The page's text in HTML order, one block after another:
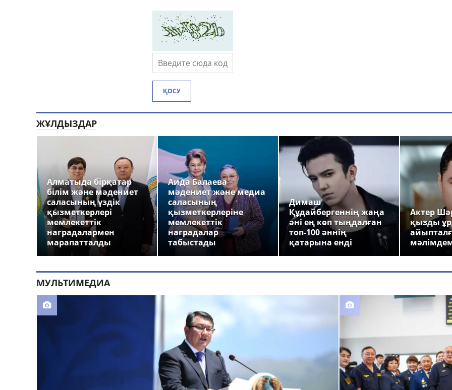
ҚОСУ
ЖҰЛДЫЗДАР
Алматыда бірқатар
білім және мәдениет
саласының үздік
қызметкерлері
мемлекеттік
наградалармен
марапатталды
Аида Балаева
мәдениет және медиа
саласының
қызметкерлеріне
мемлекеттік
наградалар
табыстады
Димаш
Құдайбергеннің жаңа
әні ең көп тыңдалған
топ-100 әннің
қатарына енді
Актер
қызды
МУЛЬТИМЕДИА